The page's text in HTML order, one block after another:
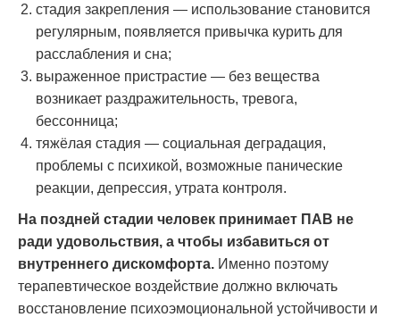
стадия закрепления — использование становится
регулярным, появляется привычка курить для
расслабления и сна;
выраженное пристрастие — без вещества
возникает раздражительность, тревога,
бессонница;
тяжёлая стадия — социальная деградация,
проблемы с психикой, возможные панические
реакции, депрессия, утрата контроля.
На поздней стадии человек принимает ПАВ не
ради удовольствия, а чтобы избавиться от
внутреннего дискомфорта. Именно поэтому
терапевтическое воздействие должно включать
восстановление психоэмоциональной устойчивости и